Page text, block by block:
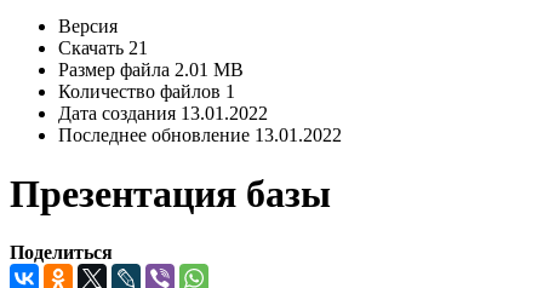
Версия
Скачать 21
Размер файла 2.01 MB
Количество файлов 1
Дата создания 13.01.2022
Последнее обновление 13.01.2022
Презентация базы
Поделиться